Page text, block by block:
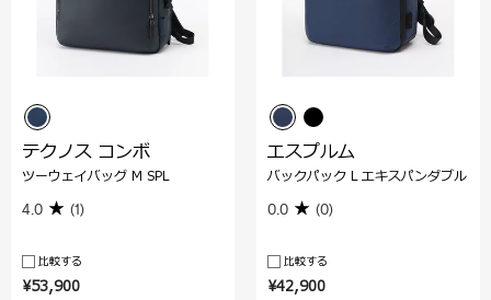
¥53,900
テクノス コンボ
ツーウェイバッグ M SPL
4.0 (1)
比較する
¥42,900
エスプルム
バックパック L エキスパンダブル
0.0 (0)
比較する